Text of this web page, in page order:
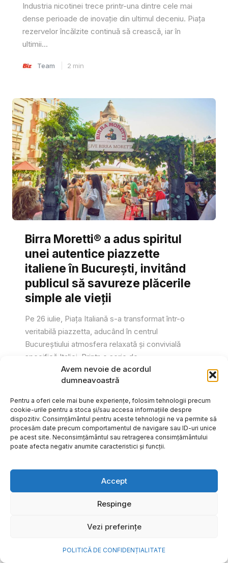
Avem nevoie de acordul
dumneavoastră
Pentru a oferi cele mai bune experiențe, folosim tehnologii precum
cookie-urile pentru a stoca și/sau accesa informațiile despre
dispozitiv. Consimțământul pentru aceste tehnologii ne va permite să
procesăm date precum comportamentul de navigare sau ID-uri unice
pe acest site. Neconsimțământul sau retragerea consimțământului
poate afecta negativ anumite caracteristici și funcții.
Accept
Respinge
Vezi preferințe
POLITICĂ DE CONFIDENȚIALITATE
Industria nicotinei trece printr-una dintre cele mai
dense perioade de inovație din ultimul deceniu. Piața
rezervelor încălzite continuă să crească, iar în
ultimii...
Team 2 min
Birra Moretti® a adus spiritul
unei autentice piazzette
italiene în București, invitând
publicul să savureze plăcerile
simple ale vieții
Pe 26 iulie, Piața Italiană s-a transformat într-o
veritabilă piazzetta, aducând în centrul
Bucureștiului atmosfera relaxată și convivială
specifică Italiei. Printr-o serie de...
Gabriel Barliga
frumoase amintiri ale verii într-